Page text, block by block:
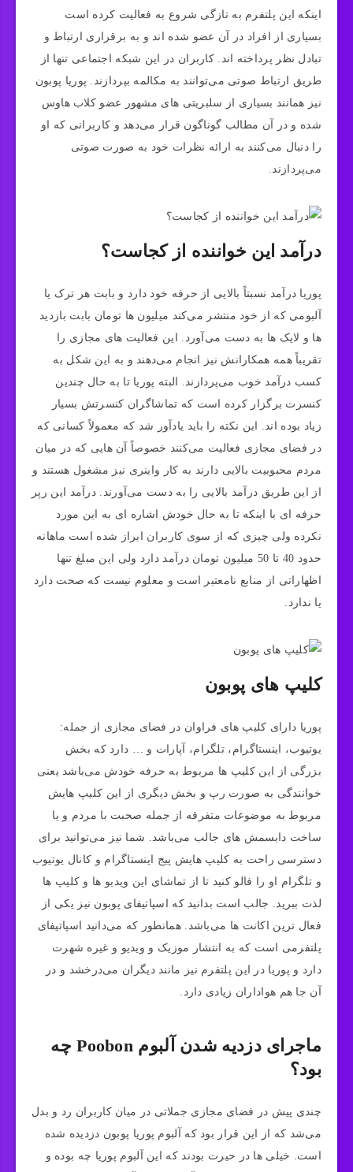
اینکه این پلتفرم به تازگی شروع به فعالیت کرده است
بسیاری از افراد در آن عضو شده اند و به برقراری ارتباط و
تبادل نظر پرداخته اند. کاربران در این شبکه اجتماعی تنها از
طریق ارتباط صوتی می‌توانند به مکالمه بپردازند. پوریا پوبون
نیز همانند بسیاری از سلبریتی های مشهور عضو کلاب هاوس
شده و در آن مطالب گوناگون قرار می‌دهد و کاربرانی که او
را دنبال می‌کنند به ارائه نظرات خود به صورت صوتی
می‌پردازند.
درآمد این خواننده از کجاست؟
پوریا درآمد نسبتاً بالایی از حرفه خود دارد و بابت هر ترک یا
آلبومی که از خود منتشر می‌کند میلیون ها تومان بابت بازدید
ها و لایک ها به دست می‌آورد. این فعالیت های مجازی را
تقریباً همه همکارانش نیز انجام می‌دهند و به این شکل به
کسب درآمد خوب می‌پردازند. البته پوریا تا به حال چندین
کنسرت برگزار کرده است که تماشاگران کنسرتش بسیار
زیاد بوده اند. این نکته را باید یادآور شد که معمولاً کسانی که
در فضای مجازی فعالیت می‌کنند خصوصاً آن هایی که در میان
مردم محبوبیت بالایی دارند به کار واینری نیز مشغول هستند و
از این طریق درآمد بالایی را به دست می‌آورند. درآمد این رپر
حرفه ای با اینکه تا به حال خودش اشاره ای به این مورد
نکرده ولی چیزی که از سوی کاربران ابراز شده است ماهانه
حدود 40 تا 50 میلیون تومان درآمد دارد ولی این مبلغ تنها
اظهاراتی از منابع نامعتبر است و معلوم نیست که صحت دارد
یا ندارد.
کلیپ های پوبون
پوریا دارای کلیپ های فراوان در فضای مجازی از جمله:
یوتیوب، اینستاگرام، تلگرام، آپارات و … دارد که بخش
بزرگی از این کلیپ ها مربوط به حرفه خودش می‌باشد یعنی
خوانندگی به صورت رپ و بخش دیگری از این کلیپ هایش
مربوط به موضوعات متفرقه از جمله صحبت با مردم و یا
ساخت دابسمش های جالب می‌باشد. شما نیز می‌توانید برای
دسترسی راحت به کلیپ هایش پیج اینستاگرام و کانال یوتیوب
و تلگرام او را فالو کنید تا از تماشای این ویدیو ها و کلیپ ها
لذت ببرید. جالب است بدانید که اسپاتیفای پوبون نیز یکی از
فعال ترین اکانت ها می‌باشد. همانطور که می‌دانید اسپاتیفای
پلتفرمی است که به انتشار موزیک و ویدیو و غیره شهرت
دارد و پوریا در این پلتفرم نیز مانند دیگران می‌درخشد و در
آن جا هم هواداران زیادی دارد.
ماجرای دزدیه شدن آلبوم Poobon چه
بود؟
چندی پیش در فضای مجازی جملاتی در میان کاربران رد و بدل
می‌شد که از این قرار بود که آلبوم پوریا پوبون دزدیده شده
است. خیلی ها در حیرت بودند که این آلبوم پوریا چه بوده و